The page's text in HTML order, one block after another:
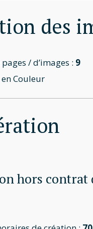
des
/ d’images : 9
Couleur
hors contrat